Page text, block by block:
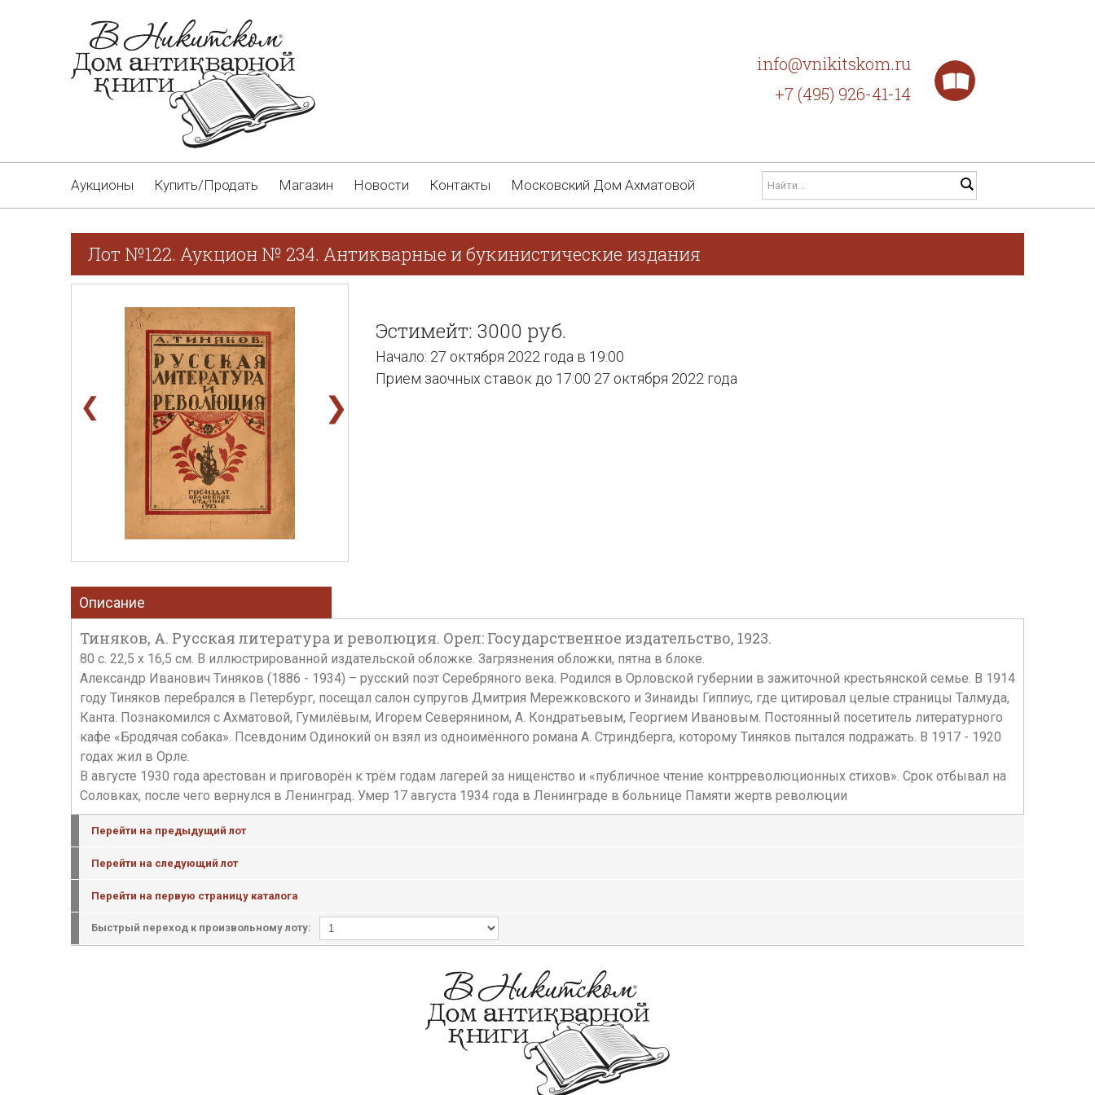
info@vnikitskom.ru
+7 (495) 926-41-14
Аукционы Купить/Продать Магазин Новости Контакты Московский Дом Ахматовой
Лот №122. Аукцион № 234. Антикварные и букинистические издания
❮ ❯
Эстимейт: 3000 руб.
Начало: 27 октября 2022 года в 19:00
Прием заочных ставок до 17:00 27 октября 2022 года
Описание
Тиняков, А. Русская литература и революция. Орел: Государственное издательство, 1923.
80 c. 22,5 х 16,5 см. В иллюстрированной издательской обложке. Загрязнения обложки, пятна в блоке.
Александр Иванович Тиняков (1886 - 1934) – русский поэт Серебряного века. Родился в Орловской губернии в зажиточной крестьянской семье. В 1914
году Тиняков перебрался в Петербург, посещал салон супругов Дмитрия Мережковского и Зинаиды Гиппиус, где цитировал целые страницы Талмуда,
Канта. Познакомился с Ахматовой, Гумилёвым, Игорем Северянином, А. Кондратьевым, Георгием Ивановым. Постоянный посетитель литературного
кафе «Бродячая собака». Псевдоним Одинокий он взял из одноимённого романа А. Стриндберга, которому Тиняков пытался подражать. В 1917 - 1920
годах жил в Орле.
В августе 1930 года арестован и приговорён к трём годам лагерей за нищенство и «публичное чтение контрреволюционных стихов». Срок отбывал на
Соловках, после чего вернулся в Ленинград. Умер 17 августа 1934 года в Ленинграде в больнице Памяти жертв революции
Перейти на предыдущий лот
Перейти на следующий лот
Перейти на первую страницу каталога
Быстрый переход к произвольному лоту: